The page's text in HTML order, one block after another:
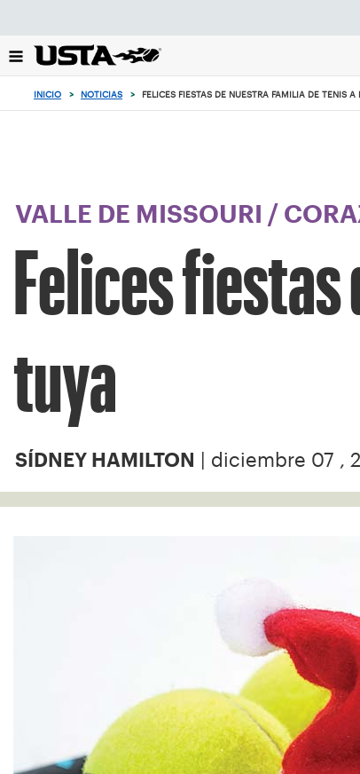
el
botón
INICIO > NOTICIAS > FELICES FIESTAS DE NUESTRA FAMILIA DE TENIS A
VALLE DE MISSOURI /
Felices
tuya
SÍDNEY HAMILTON | diciembre 07 ,